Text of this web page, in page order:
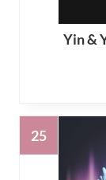
Yin &